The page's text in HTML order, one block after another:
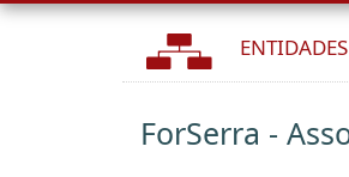
ForSerra -